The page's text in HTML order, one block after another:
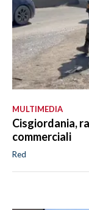
MULTIMEDIA
Cisgiordania,
commerciali
Red